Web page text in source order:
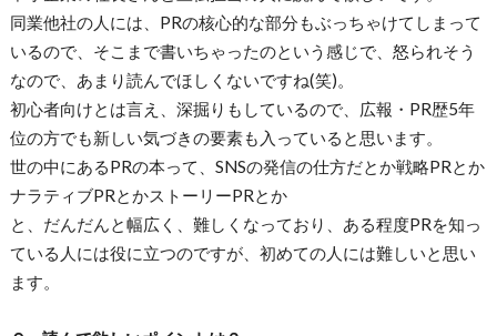
同業他社の人には、PRの核心的な部分もぶっちゃけてしまって
いるので、そこまで書いちゃったのという感じで、怒られそう
なので、あまり読んでほしくないですね(笑)。
初心者向けとは言え、深掘りもしているので、広報・PR歴5年
位の方でも新しい気づきの要素も入っていると思います。
世の中にあるPRの本って、SNSの発信の仕方だとか戦略PRとか
ナラティブPRとかストーリーPRとか
と、だんだんと幅広く、難しくなっており、ある程度PRを知っ
ている人には役に立つのですが、初めての人には難しいと思い
ます。